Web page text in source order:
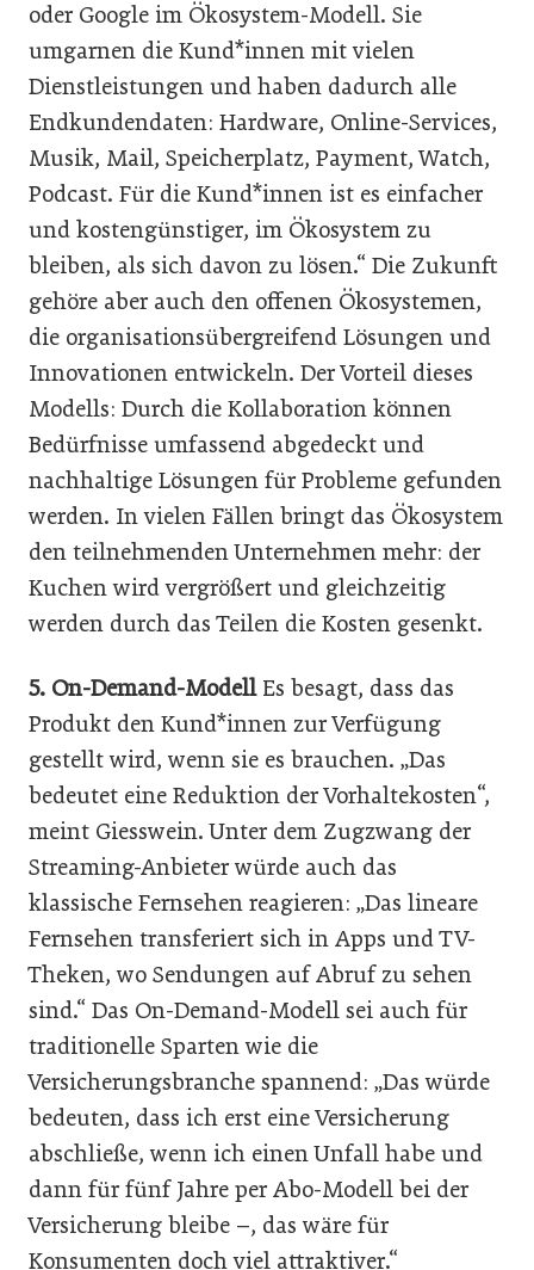
oder Google im Ökosystem-Modell. Sie
umgarnen die Kund*innen mit vielen
Dienstleistungen und haben dadurch alle
Endkundendaten: Hardware, Online-Services,
Musik, Mail, Speicherplatz, Payment, Watch,
Podcast. Für die Kund*innen ist es einfacher
und kostengünstiger, im Ökosystem zu
bleiben, als sich davon zu lösen.“ Die Zukunft
gehöre aber auch den offenen Ökosystemen,
die organisationsübergreifend Lösungen und
Innovationen entwickeln. Der Vorteil dieses
Modells: Durch die Kollaboration können
Bedürfnisse umfassend abgedeckt und
nachhaltige Lösungen für Probleme gefunden
werden. In vielen Fällen bringt das Ökosystem
den teilnehmenden Unternehmen mehr: der
Kuchen wird vergrößert und gleichzeitig
werden durch das Teilen die Kosten gesenkt.
5. On-Demand-Modell Es besagt, dass das
Produkt den Kund*innen zur Verfügung
gestellt wird, wenn sie es brauchen. „Das
bedeutet eine Reduktion der Vorhaltekosten“,
meint Giesswein. Unter dem Zugzwang der
Streaming-Anbieter würde auch das
klassische Fernsehen reagieren: „Das lineare
Fernsehen transferiert sich in Apps und TV-
Theken, wo Sendungen auf Abruf zu sehen
sind.“ Das On-Demand-Modell sei auch für
traditionelle Sparten wie die
Versicherungsbranche spannend: „Das würde
bedeuten, dass ich erst eine Versicherung
abschließe, wenn ich einen Unfall habe und
dann für fünf Jahre per Abo-Modell bei der
Versicherung bleibe –, das wäre für
Konsumenten doch viel attraktiver.“